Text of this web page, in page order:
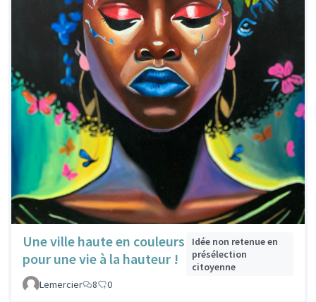
Une ville haute en couleurs
pour une vie à la hauteur !
Idée non retenue en
présélection
citoyenne
Lemercier
8 0